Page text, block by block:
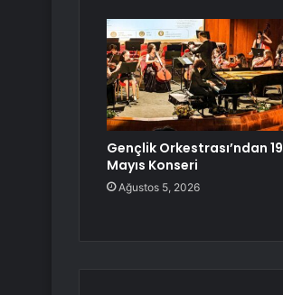
Gençlik Orkestrası’ndan 19
Mayıs Konseri
Ağustos 5, 2026